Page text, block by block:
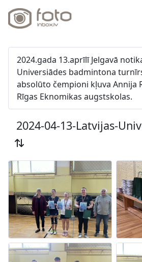
2024.gada 13.aprīlī Jelgavā
Universiādes badmintona
absolūto čempioni kļuva Annija
Rīgas Eknomikas augstskolas.
2024-04-13-Latvijas-